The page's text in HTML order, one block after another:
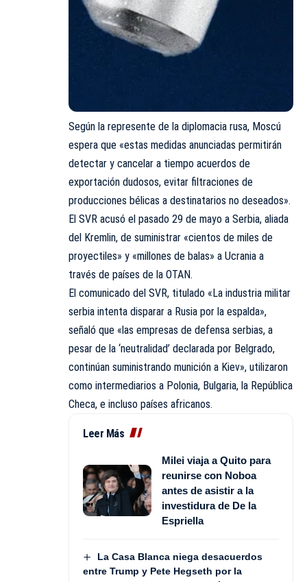
Según la represente de la diplomacia rusa, Moscú
espera que «estas medidas anunciadas permitirán
detectar y cancelar a tiempo acuerdos de
exportación dudosos, evitar filtraciones de
producciones bélicas a destinatarios no deseados».
El SVR acusó el pasado 29 de mayo a Serbia, aliada
del Kremlin, de suministrar «cientos de miles de
proyectiles» y «millones de balas» a Ucrania a
través de países de la OTAN.
El comunicado del SVR, titulado «La industria militar
serbia intenta disparar a Rusia por la espalda»,
señaló que «las empresas de defensa serbias, a
pesar de la ‘neutralidad’ declarada por Belgrado,
continúan suministrando munición a Kiev», utilizaron
como intermediarios a Polonia, Bulgaria, la República
Checa, e incluso países africanos.
Leer Más
Milei viaja a Quito para
reunirse con Noboa
antes de asistir a la
investidura de De la
Espriella
La Casa Blanca niega desacuerdos
entre Trump y Pete Hegseth por la